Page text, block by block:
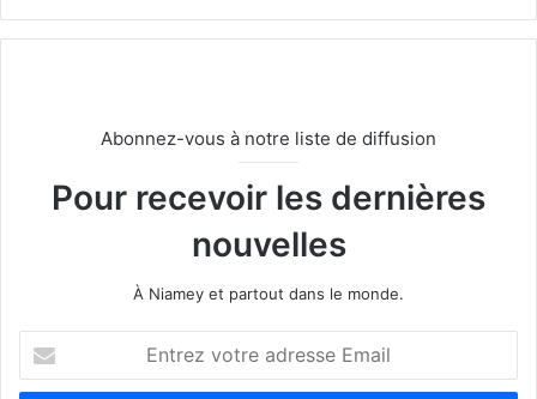
Abonnez-vous à notre liste de diffusion
Pour recevoir les dernières
nouvelles
À Niamey et partout dans le monde.
t